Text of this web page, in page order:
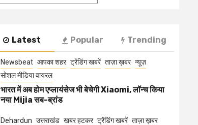
Latest Popular Trending
Newsbeat आपका शहर ट्रेंडिंग खबरें ताज़ा ख़बर न्यूज़
सोशल मीडिया वायरल
भारत में अब होम एप्लायंसेज भी बेचेगी Xiaomi, लॉन्च किया
नया Mijia सब-ब्रांड
Dehardun उत्तराखंड खबर हटकर ट्रेंडिंग खबरें ताज़ा ख़बर